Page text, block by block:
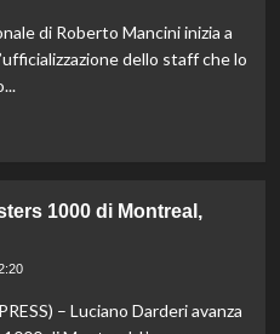
di Roberto Mancini inizia a
dello staff che lo
1000 di Montreal,
– Luciano Darderi avanza